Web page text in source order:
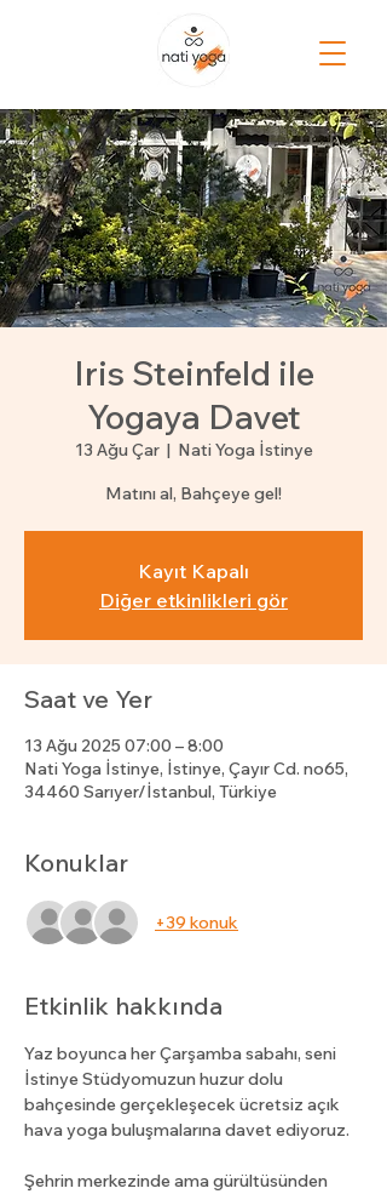
Iris Steinfeld ile
Yogaya Davet
13 Ağu Çar
  |
Nati Yoga İstinye
Matını al, Bahçeye gel!
Kayıt Kapalı
Diğer etkinlikleri gör
Saat ve Yer
13 Ağu 2025 07:00 – 8:00
Nati Yoga İstinye, İstinye, Çayır Cd. no65,
34460 Sarıyer/İstanbul, Türkiye
Konuklar
+39 konuk
Etkinlik hakkında
Yaz boyunca her Çarşamba sabahı, seni
İstinye Stüdyomuzun huzur dolu
bahçesinde gerçekleşecek ücretsiz açık
hava yoga buluşmalarına davet ediyoruz.
Şehrin merkezinde ama gürültüsünden